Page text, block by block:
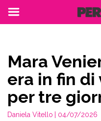
Mara
era in fin di
per tre
Daniela Vitello | 04/07/2026